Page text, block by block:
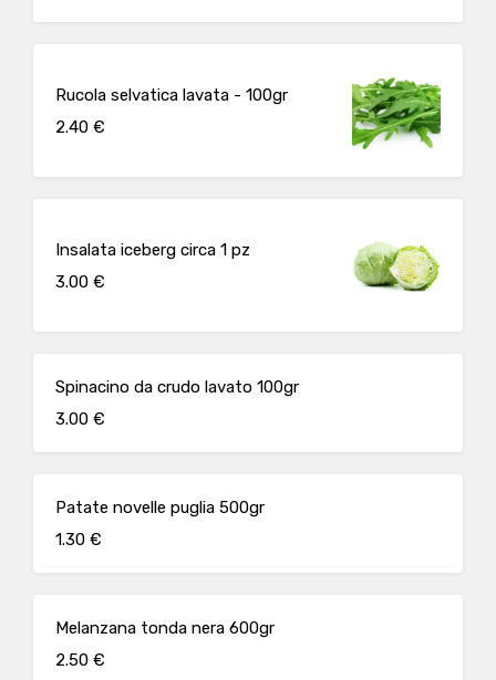
Rucola selvatica lavata - 100gr
2.40 €
Insalata iceberg circa 1 pz
3.00 €
Spinacino da crudo lavato 100gr
3.00 €
Patate novelle puglia 500gr
1.30 €
Melanzana tonda nera 600gr
2.50 €